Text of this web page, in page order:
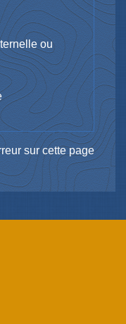
ou
sur cette page